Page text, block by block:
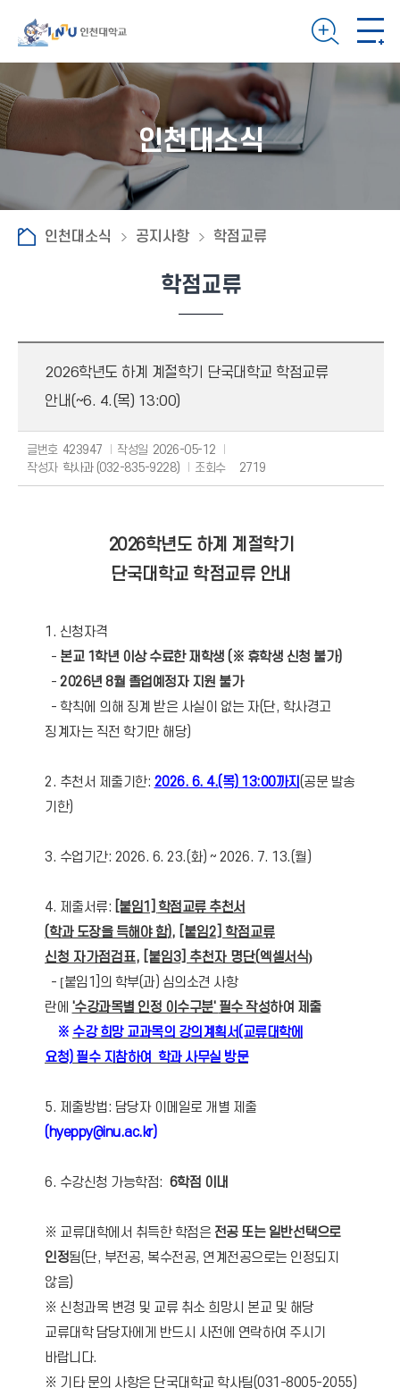
인천대소식
인천대소식 공지사항 학점교류
학점교류
2026학년도 하계 계절학기 단국대학교 학점교류
안내(~6. 4.(목) 13:00)
글번호 423947 작성일 2026-05-12
작성자 학사과 (032-835-9228) 조회수 2719
2026학년도 하계 계절학기
단국대학교 학점교류 안내
1. 신청자격
- 본교 1학년 이상 수료한 재학생 (※ 휴학생 신청 불가)
- 2026년 8월 졸업예정자 지원 불가
- 학칙에 의해 징계 받은 사실이 없는 자(단, 학사경고
징계자는 직전 학기만 해당)
2. 추천서 제출기한: 2026. 6. 4.(목) 13:00까지 (공문 발송
기한)
3. 수업기간: 2026. 6. 23.(화) ~ 2026. 7. 13.(월)
4. 제출서류: [붙임1] 학점교류 추천서
(학과 도장을 득해야 함), [붙임2] 학점교류
신청 자가점검표, [붙임3] 추천자 명단(엑셀서식)
- [붙임1]의 학부(과) 심의소견 사항
란에 '수강과목별 인정 이수구분' 필수 작성하여 제출
※ 수강 희망 교과목의 강의계획서(교류대학에
요청) 필수 지참하여 학과 사무실 방문
5. 제출방법: 담당자 이메일로 개별 제출
(hyeppy@inu.ac.kr)
6. 수강신청 가능학점: 6학점 이내
※ 교류대학에서 취득한 학점은 전공 또는 일반선택으로
인정됨(단, 부전공, 복수전공, 연계전공으로는 인정되지
않음)
※ 신청과목 변경 및 교류 취소 희망시 본교 및 해당
교류대학 담당자에게 반드시 사전에 연락하여 주시기
바랍니다.
※ 기타 문의 사항은 단국대학교 학사팀(031-8005-2055)